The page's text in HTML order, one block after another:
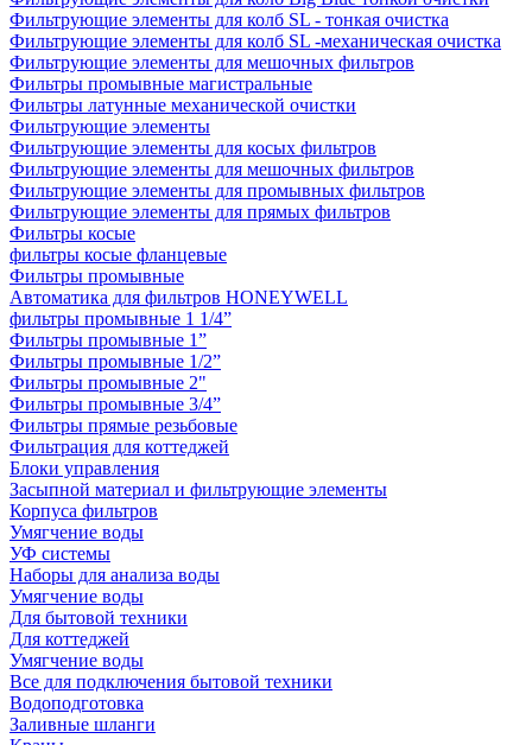
Фильтрующие элементы для колб SL - тонкая очистка
Фильтрующие элементы для колб SL -механическая очистка
Фильтрующие элементы для мешочных фильтров
Фильтры промывные магистральные
Фильтры латунные механической очистки
Фильтрующие элементы
Фильтрующие элементы для косых фильтров
Фильтрующие элементы для мешочных фильтров
Фильтрующие элементы для промывных фильтров
Фильтрующие элементы для прямых фильтров
Фильтры косые
фильтры косые фланцевые
Фильтры промывные
Автоматика для фильтров HONEYWELL
фильтры промывные 1 1/4”
Фильтры промывные 1”
Фильтры промывные 1/2”
Фильтры промывные 2"
Фильтры промывные 3/4”
Фильтры прямые резьбовые
Фильтрация для коттеджей
Блоки управления
Засыпной материал и фильтрующие элементы
Корпуса фильтров
Умягчение воды
УФ системы
Наборы для анализа воды
Умягчение воды
Для бытовой техники
Для коттеджей
Умягчение воды
Все для подключения бытовой техники
Водоподготовка
Заливные шланги